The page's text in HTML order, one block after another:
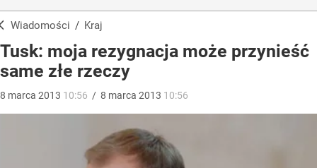
Wiadomości / Kraj
Tusk: moja rezygnacja może przynieść
same złe rzeczy
8 marca 2013 10:56 / 8 marca 2013 10:56